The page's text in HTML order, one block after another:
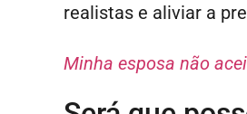
realistas e aliviar a
Minha esposa não